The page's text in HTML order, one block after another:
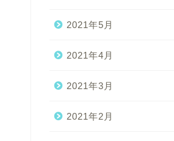
2021年5月
2021年4月
2021年3月
2021年2月